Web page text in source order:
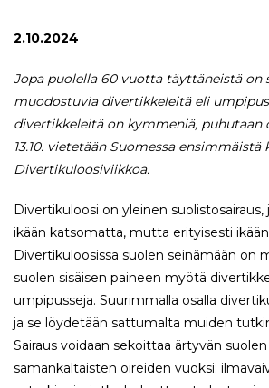
2.10.2024
Jopa puolella 60 vuotta täyttäneistä on
muodostuvia divertikkeleitä eli
divertikkeleitä on kymmeniä, puhutaan
13.10. vietetään Suomessa ensimmäistä
Divertikuloosiviikkoa.
Divertikuloosi on yleinen
ikään katsomatta, mutta erityisesti
Divertikuloosissa suolen seinämään on
suolen sisäisen paineen myötä
umpipusseja. Suurimmalla osalla
ja se löydetään sattumalta muiden
Sairaus voidaan sekoittaa ärtyvän
samankaltaisten oireiden vuoksi;